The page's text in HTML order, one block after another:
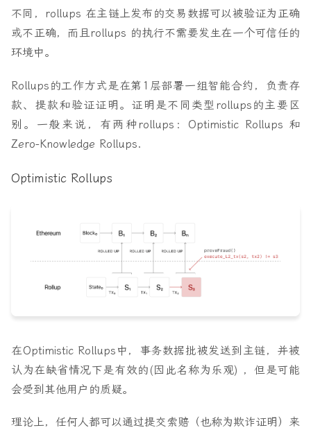
不同，rollups 在主链上发布的交易数据可以被验证为正确
或不正确，而且rollups 的执行不需要发生在一个可信任的
环境中。
Rollups的工作方式是在第1层部署一组智能合约，负责存
款、提款和验证证明。证明是不同类型rollups的主要区
别。一般来说，有两种rollups：Optimistic Rollups 和
Zero-Knowledge Rollups.
Optimistic Rollups
在Optimistic Rollups中，事务数据批被发送到主链，并被
认为在缺省情况下是有效的(因此名称为乐观) ，但是可能
会受到其他用户的质疑。
理论上，任何人都可以通过提交索赔（也称为欺诈证明）来